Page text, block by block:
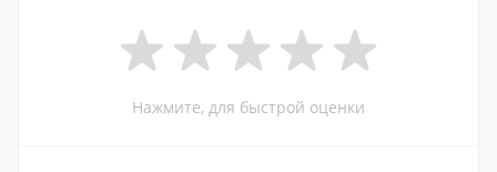
Нажмите, для быстрой оценки